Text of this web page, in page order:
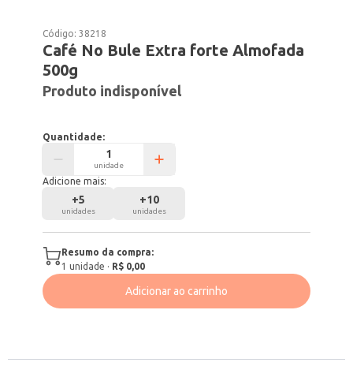
Código:38218
Café No Bule Extra forte Almofada
500g
Produto indisponível
Quantidade:
unidade
Adicione mais:
+5
unidades
+10
unidades
Resumo da compra:
1 unidade · R$ 0,00
Adicionar ao carrinho